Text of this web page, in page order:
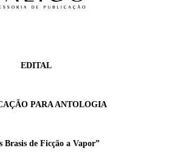
EDITAL
PARA ANTOLOGIA
Brasis de Ficção a Vapor”